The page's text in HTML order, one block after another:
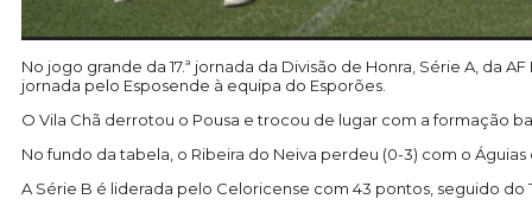
No jogo grande da 17.ª jornada da Divisão de Honra, Série A, da
jornada pelo Esposende à equipa do Esporões.
O Vila Chã derrotou o Pousa e trocou de lugar com a formação
No fundo da tabela, o Ribeira do Neiva perdeu (0-3) com o
A Série B é liderada pelo Celoricense com 43 pontos, seguido do